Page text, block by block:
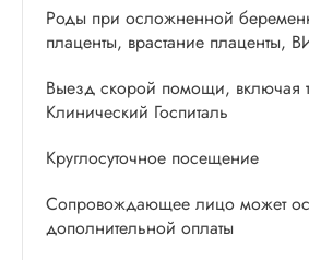
Роды при осложненной
плаценты, врастание плаценты,
Выезд скорой помощи, включая
Клинический Госпиталь
Круглосуточное посещение
Сопровождающее лицо может
дополнительной оплаты